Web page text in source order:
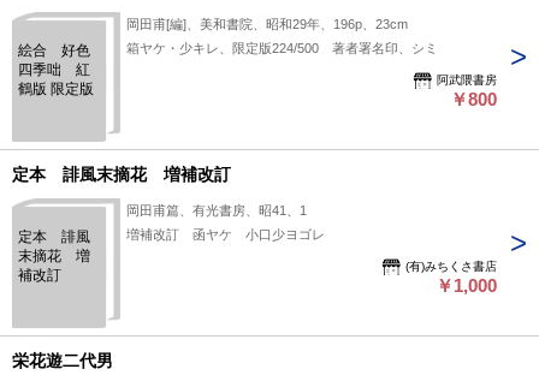
絵合 好色
四季咄 紅
鶴版 限定版
岡田甫[編]、美和書院、昭和29年、196p、23cm
箱ヤケ・少キレ、限定版224/500 著者署名印、シミ
阿武隈書房
￥800
定本 誹風末摘花 増補改訂
定本 誹風
末摘花 増
補改訂
岡田甫篇、有光書房、昭41、1
増補改訂 函ヤケ 小口少ヨゴレ
(有)みちくさ書店
￥1,000
栄花遊二代男